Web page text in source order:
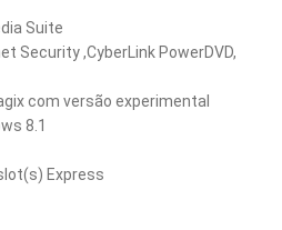
Suite
Security ,CyberLink PowerDVD,
com versão experimental
8.1
Express